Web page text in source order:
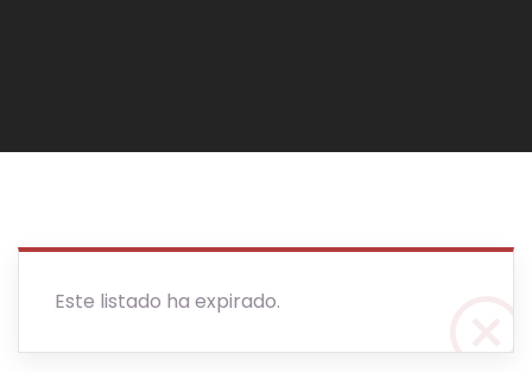
Este listado ha expirado.